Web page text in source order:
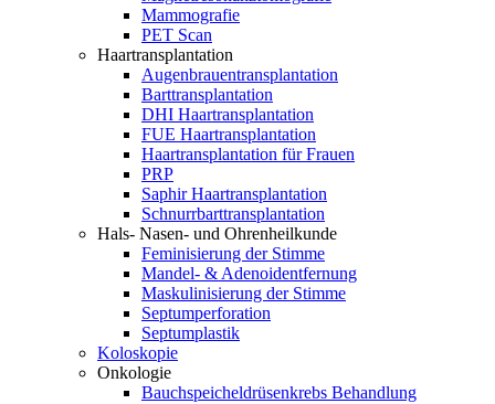
Mammografie
PET Scan
Haartransplantation
Augenbrauentransplantation
Barttransplantation
DHI Haartransplantation
FUE Haartransplantation
Haartransplantation für Frauen
PRP
Saphir Haartransplantation
Schnurrbarttransplantation
Hals- Nasen- und Ohrenheilkunde
Feminisierung der Stimme
Mandel- & Adenoidentfernung
Maskulinisierung der Stimme
Septumperforation
Septumplastik
Koloskopie
Onkologie
Bauchspeicheldrüsenkrebs Behandlung